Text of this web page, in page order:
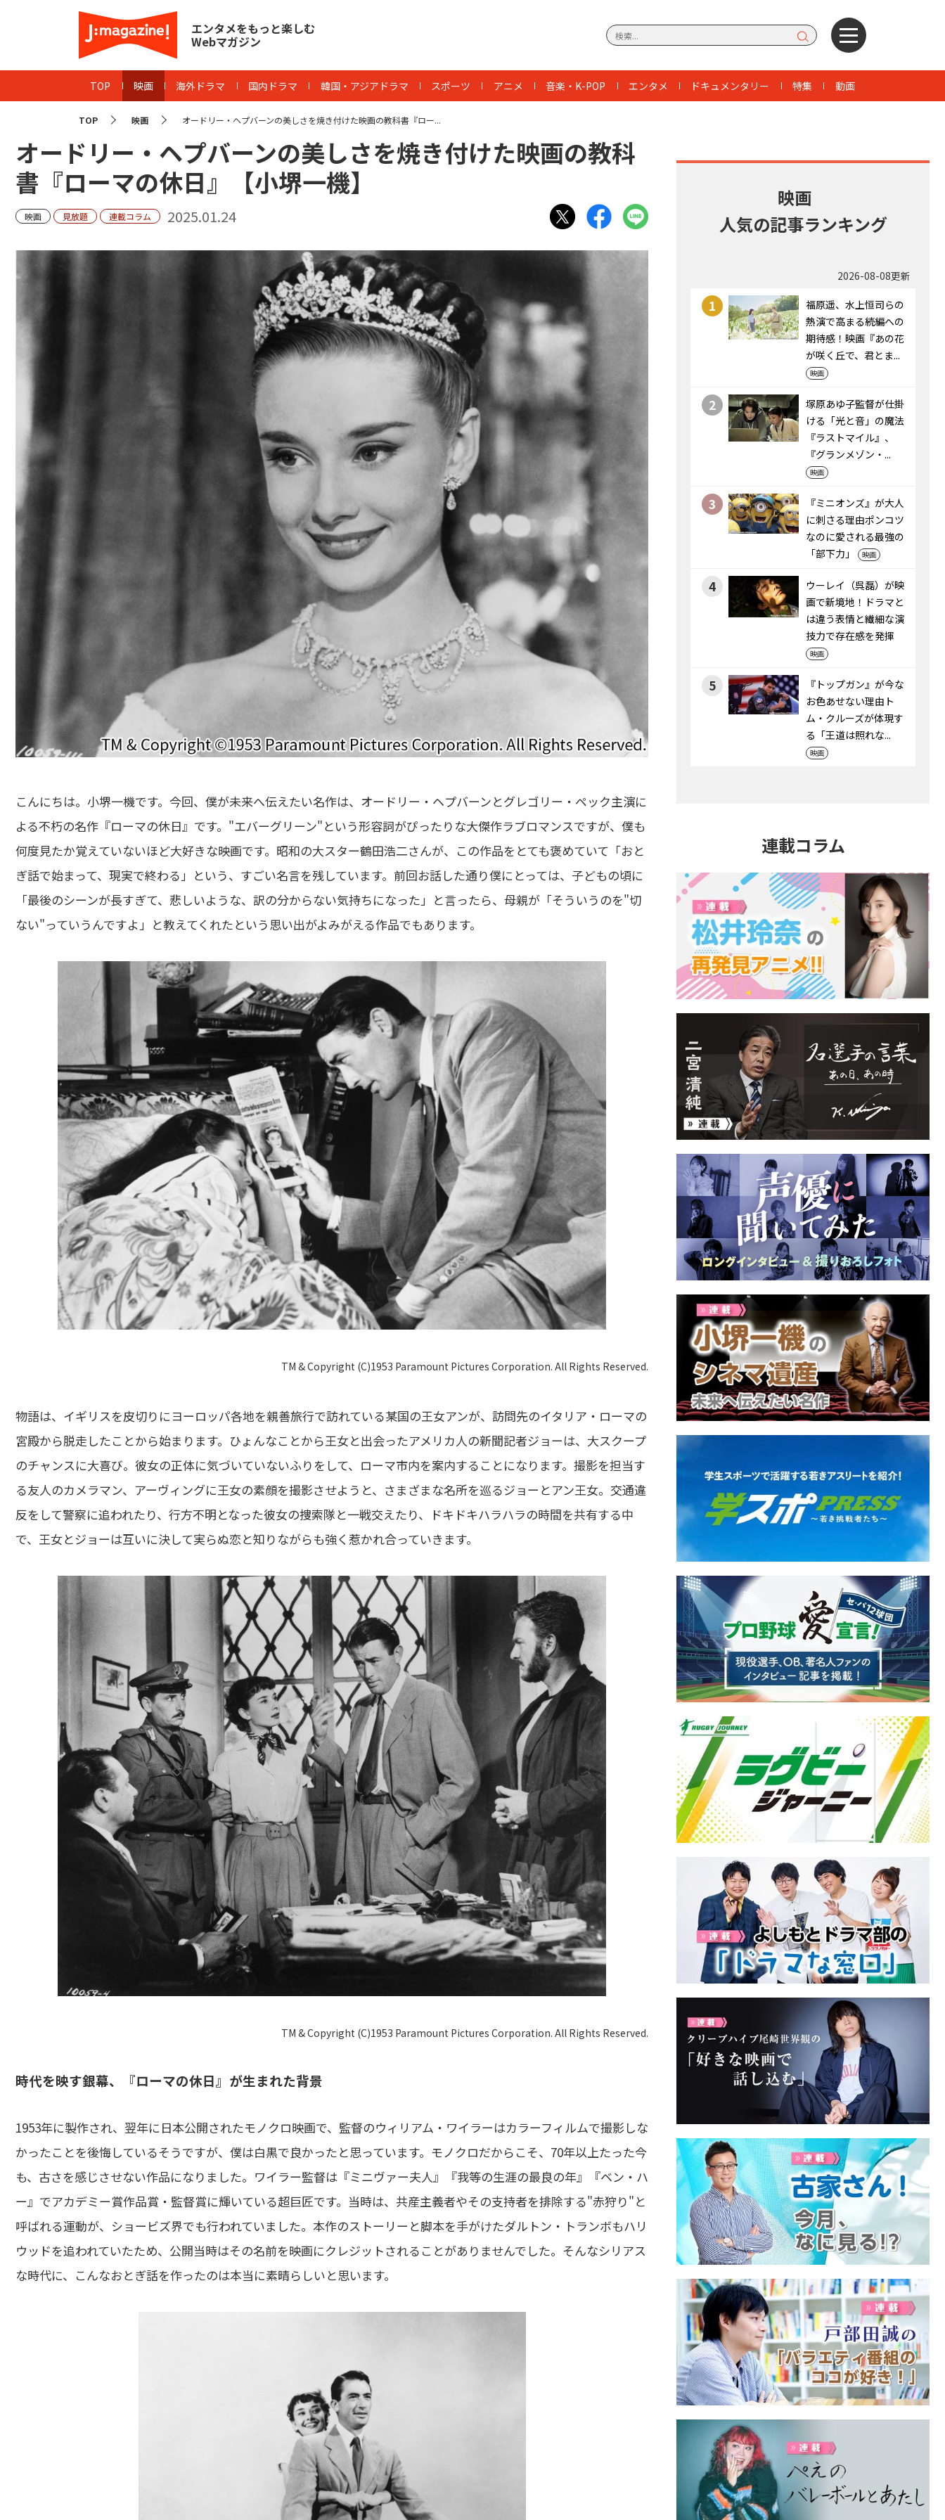
エンタメをもっと楽しむ
Webマガジン
TOP 映画 海外ドラマ 国内ドラマ 韓国・アジアドラマ スポーツ アニメ 音楽・K-POP エンタメ ドキュメンタリー 特集 動画
TOP 映画 オードリー・ヘプバーンの美しさを焼き付けた映画の教科書『ロー...
オードリー・ヘプバーンの美しさを焼き付けた映画の教科
書『ローマの休日』【小堺一機】
映画 見放題 連載コラム 2025.01.24
こんにちは。小堺一機です。今回、僕が未来へ伝えたい名作は、オードリー・ヘプバーンとグレゴリー・ペック主演に
よる不朽の名作『ローマの休日』です。"エバーグリーン"という形容詞がぴったりな大傑作ラブロマンスですが、僕も
何度見たか覚えていないほど大好きな映画です。昭和の大スター鶴田浩二さんが、この作品をとても褒めていて「おと
ぎ話で始まって、現実で終わる」という、すごい名言を残しています。前回お話した通り僕にとっては、子どもの頃に
「最後のシーンが長すぎて、悲しいような、訳の分からない気持ちになった」と言ったら、母親が「そういうのを"切
ない"っていうんですよ」と教えてくれたという思い出がよみがえる作品でもあります。
TM & Copyright (C)1953 Paramount Pictures Corporation. All Rights Reserved.
物語は、イギリスを皮切りにヨーロッパ各地を親善旅行で訪れている某国の王女アンが、訪問先のイタリア・ローマの
宮殿から脱走したことから始まります。ひょんなことから王女と出会ったアメリカ人の新聞記者ジョーは、大スクープ
のチャンスに大喜び。彼女の正体に気づいていないふりをして、ローマ市内を案内することになります。撮影を担当す
る友人のカメラマン、アーヴィングに王女の素顔を撮影させようと、さまざまな名所を巡るジョーとアン王女。交通違
反をして警察に追われたり、行方不明となった彼女の捜索隊と一戦交えたり、ドキドキハラハラの時間を共有する中
で、王女とジョーは互いに決して実らぬ恋と知りながらも強く惹かれ合っていきます。
TM & Copyright (C)1953 Paramount Pictures Corporation. All Rights Reserved.
時代を映す銀幕、『ローマの休日』が生まれた背景
1953年に製作され、翌年に日本公開されたモノクロ映画で、監督のウィリアム・ワイラーはカラーフィルムで撮影しな
かったことを後悔しているそうですが、僕は白黒で良かったと思っています。モノクロだからこそ、70年以上たった今
も、古さを感じさせない作品になりました。ワイラー監督は『ミニヴァー夫人』『我等の生涯の最良の年』『ベン・ハ
ー』でアカデミー賞作品賞・監督賞に輝いている超巨匠です。当時は、共産主義者やその支持者を排除する"赤狩り"と
呼ばれる運動が、ショービズ界でも行われていました。本作のストーリーと脚本を手がけたダルトン・トランボもハリ
ウッドを追われていたため、公開当時はその名前を映画にクレジットされることがありませんでした。そんなシリアス
な時代に、こんなおとぎ話を作ったのは本当に素晴らしいと思います。
映画
人気の記事ランキング
2026-08-08更新
1
福原遥、水上恒司らの
熱演で高まる続編への
期待感！映画『あの花
が咲く丘で、君とま...
映画
2
塚原あゆ子監督が仕掛
ける「光と音」の魔法
――『ラストマイル』、
『グランメゾン・...
映画
3
『ミニオンズ』が大人
に刺さる理由――ポンコツ
なのに愛される最強の
「部下力」
映画
4
ウーレイ（呉磊）が映
画で新境地！ドラマと
は違う表情と繊細な演
技力で存在感を発揮
映画
5
『トップガン』が今な
お色あせない理由――ト
ム・クルーズが体現す
る「王道は照れな...
映画
連載コラム